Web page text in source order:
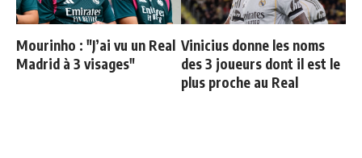
Mourinho : "J’ai vu un Real
Madrid à 3 visages"
Vinicius donne les noms
des 3 joueurs dont il est le
plus proche au Real